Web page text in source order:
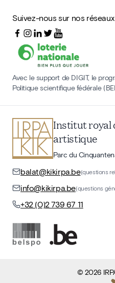
Suivez-nous sur nos
Avec le support de DIGIT, le
Politique scientifique fédérale
Institut royal
artistique
Parc du
balat@kikirpa.be(questions
info@kikirpa.be(questions
+32 (0)2 739 67 11
©2026